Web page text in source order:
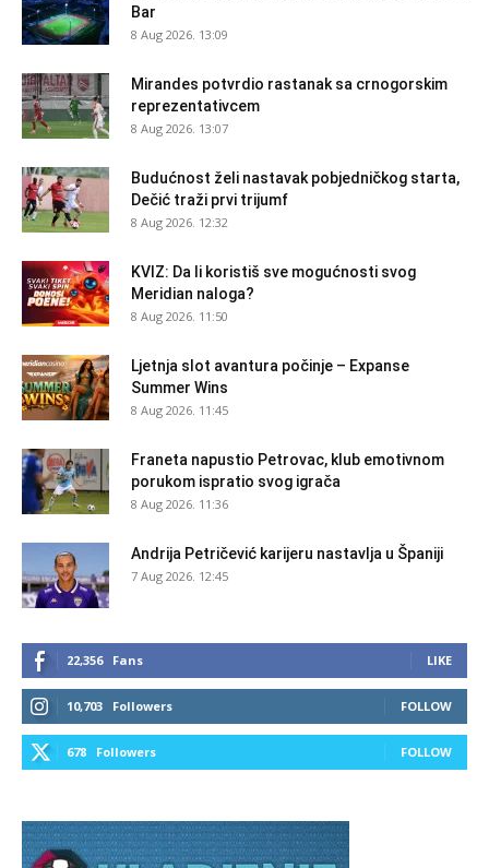
Bar
8 Aug 2026. 13:09
Mirandes potvrdio rastanak sa crnogorskim
reprezentativcem
8 Aug 2026. 13:07
Budućnost želi nastavak pobjedničkog starta,
Dečić traži prvi trijumf
8 Aug 2026. 12:32
KVIZ: Da li koristiš sve mogućnosti svog
Meridian naloga?
8 Aug 2026. 11:50
Ljetnja slot avantura počinje – Expanse
Summer Wins
8 Aug 2026. 11:45
Franeta napustio Petrovac, klub emotivnom
porukom ispratio svog igrača
8 Aug 2026. 11:36
Andrija Petričević karijeru nastavlja u Španiji
7 Aug 2026. 12:45
22,356 Fans LIKE
10,703 Followers FOLLOW
678 Followers FOLLOW